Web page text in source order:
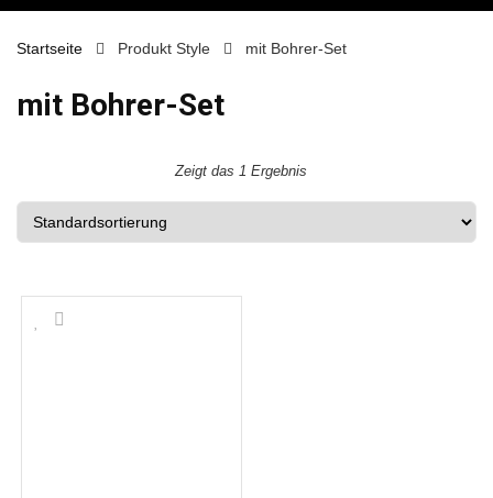
Startseite Produkt Style mit Bohrer-Set
mit Bohrer-Set
Zeigt das 1 Ergebnis